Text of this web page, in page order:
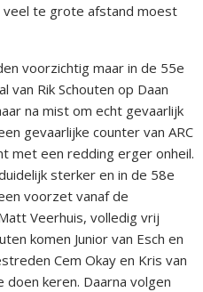
te grote afstand moest
voorzichtig maar in de 55e
van Rik Schouten op Daan
na mist om echt gevaarlijk
gevaarlijke counter van ARC
met een redding erger onheil.
sterker en in de 58e
voorzet vanaf de
Veerhuis, volledig vrij
komen Junior van Esch en
Cem Okay en Kris van
keren. Daarna volgen